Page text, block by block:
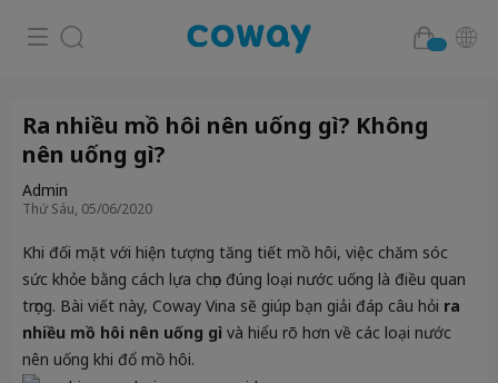
Ra nhiều mồ hôi nên uống gì? Không
nên uống gì?
Admin
Thứ Sáu, 05/06/2020
Khi đối mặt với hiện tượng tăng tiết mồ hôi, việc chăm sóc
sức khỏe bằng cách lựa chọn đúng loại nước uống là điều quan
trọng. Bài viết này, Coway Vina sẽ giúp bạn giải đáp câu hỏi ra
nhiều mồ hôi nên uống gì và hiểu rõ hơn về các loại nước
nên uống khi đổ mồ hôi.